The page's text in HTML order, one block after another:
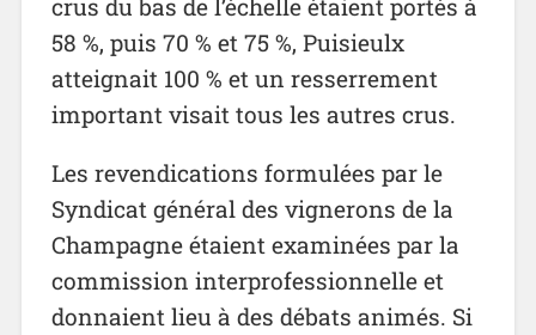
crus du bas de l’échelle étaient portés à
58 %, puis 70 % et 75 %, Puisieulx
atteignait 100 % et un resserrement
important visait tous les autres crus.
Les revendications formulées par le
Syndicat général des vignerons de la
Champagne étaient examinées par la
commission interprofessionnelle et
donnaient lieu à des débats animés. Si